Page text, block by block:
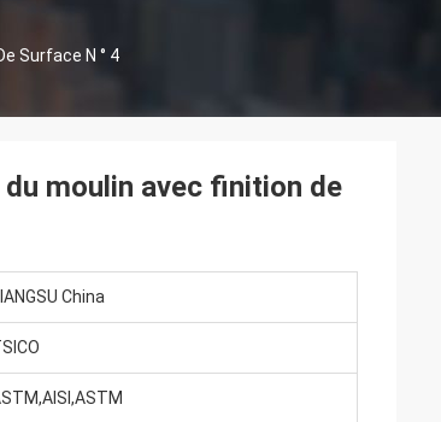
Surface N ° 4
moulin avec finition de
China